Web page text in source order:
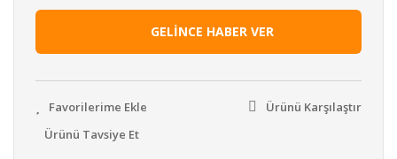
GELİNCE HABER VER
Ürünü Karşılaştır
Ürünü Tavsiye Et